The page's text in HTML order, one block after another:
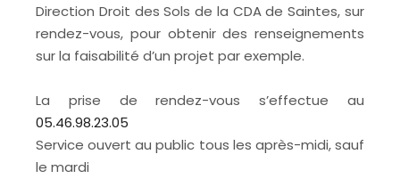
Direction Droit des Sols de la CDA de Saintes, sur
rendez-vous, pour obtenir des renseignements
sur la faisabilité d’un projet par exemple.
La prise de rendez-vous s’effectue au
05.46.98.23.05
Service ouvert au public tous les après-midi, sauf
le mardi